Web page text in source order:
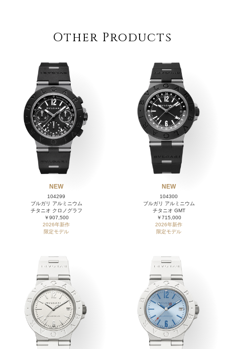
Other Products
NEW
104299
ブルガリ アルミニウム
チタニオ クロノグラフ
￥907,500
2026年新作
限定モデル
NEW
104300
ブルガリ アルミニウム
チタニオ GMT
￥715,000
2026年新作
限定モデル